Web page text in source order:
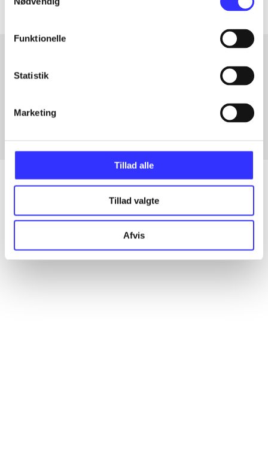
Funktionelle
Statistik
Marketing
Tillad alle
Tillad valgte
Afvis
Artikler med samme emner
Artikler
Alle registrerede artikler fordelt på udgivelser